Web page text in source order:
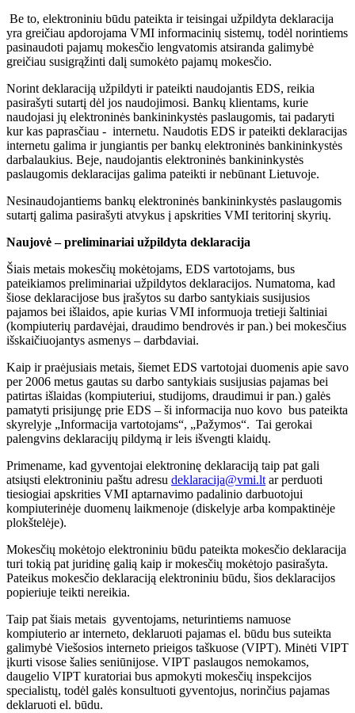
Be to, elektroniniu būdu pateikta ir teisingai užpildyta deklaracija
yra greičiau apdorojama VMI informacinių sistemų, todėl norintiems
pasinaudoti pajamų mokesčio lengvatomis atsiranda galimybė
greičiau susigrąžinti dalį sumokėto pajamų mokesčio.
Norint deklaraciją užpildyti ir pateikti naudojantis EDS, reikia
pasirašyti sutartį dėl jos naudojimosi. Bankų klientams, kurie
naudojasi jų elektroninės bankininkystės paslaugomis, tai padaryti
kur kas paprasčiau - internetu. Naudotis EDS ir pateikti deklaracijas
internetu galima ir jungiantis per bankų elektroninės bankininkystės
darbalaukius. Beje, naudojantis elektroninės bankininkystės
paslaugomis deklaracijas galima pateikti ir nebūnant Lietuvoje.
Nesinaudojantiems bankų elektroninės bankininkystės paslaugomis
sutartį galima pasirašyti atvykus į apskrities VMI teritorinį skyrių.
Naujovė – preliminariai užpildyta deklaracija
Šiais metais mokesčių mokėtojams, EDS vartotojams, bus
pateikiamos preliminariai užpildytos deklaracijos. Numatoma, kad
šiose deklaracijose bus įrašytos su darbo santykiais susijusios
pajamos bei išlaidos, apie kurias VMI informuoja tretieji šaltiniai
(kompiuterių pardavėjai, draudimo bendrovės ir pan.) bei mokesčius
išskaičiuojantys asmenys – darbdaviai.
Kaip ir praėjusiais metais, šiemet EDS vartotojai duomenis apie savo
per 2006 metus gautas su darbo santykiais susijusias pajamas bei
patirtas išlaidas (kompiuteriui, studijoms, draudimui ir pan.) galės
pamatyti prisijungę prie EDS – ši informacija nuo kovo bus pateikta
skyrelyje „Informacija vartotojams“, „Pažymos“. Tai gerokai
palengvins deklaracijų pildymą ir leis išvengti klaidų.
Primename, kad gyventojai elektroninę deklaraciją taip pat gali
atsiųsti elektroniniu paštu adresu deklaracija@vmi.lt ar perduoti
tiesiogiai apskrities VMI aptarnavimo padalinio darbuotojui
kompiuterinėje duomenų laikmenoje (diskelyje arba kompaktinėje
plokštelėje).
Mokesčių mokėtojo elektroniniu būdu pateikta mokesčio deklaracija
turi tokią pat juridinę galią kaip ir mokesčių mokėtojo pasirašyta.
Pateikus mokesčio deklaraciją elektroniniu būdu, šios deklaracijos
popieriuje teikti nereikia.
Taip pat šiais metais gyventojams, neturintiems namuose
kompiuterio ar interneto, deklaruoti pajamas el. būdu bus suteikta
galimybė Viešosios interneto prieigos taškuose (VIPT). Minėti VIPT
įkurti visose šalies seniūnijose. VIPT paslaugos nemokamos,
daugelio VIPT kuratoriai bus apmokyti mokesčių inspekcijos
specialistų, todėl galės konsultuoti gyventojus, norinčius pajamas
deklaruoti el. būdu.